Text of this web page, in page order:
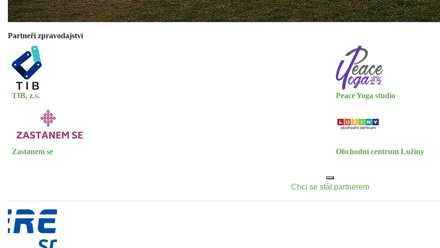
Partneři zpravodajství
TIB, z.s. Peace Yoga studio
Zastanem se Obchodní centrum Lužiny
Chci se stát partnerem